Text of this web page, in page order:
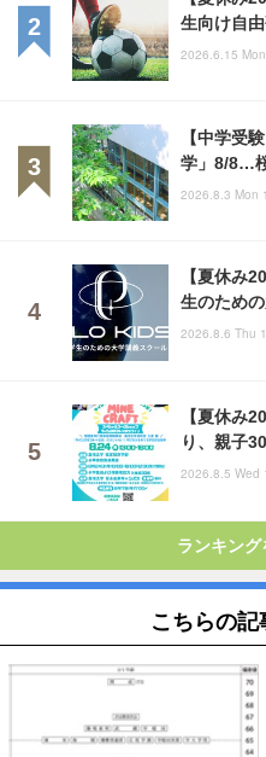
生向け自
2026.6.15
【中学受
学」8/8…
2026.8.3 Mon
【夏休み
生のため
2026.8.6 Thu
【夏休み
り、親子
2026.8.5 Wed
ランキン
こちらの